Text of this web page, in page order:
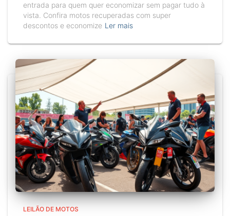
entrada para quem quer economizar sem pagar tudo à
vista. Confira motos recuperadas com super
descontos e economize Ler mais
LEILÃO DE MOTOS